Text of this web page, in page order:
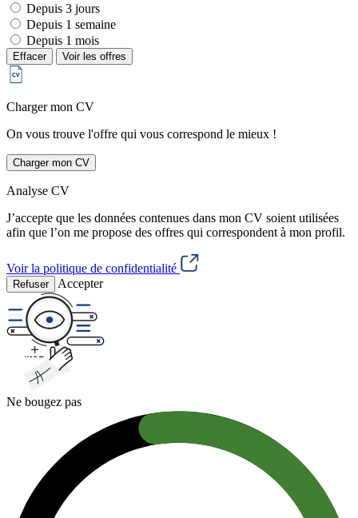
Depuis 3 jours
Depuis 1 semaine
Depuis 1 mois
Effacer Voir les offres
Charger mon CV
On vous trouve l'offre qui vous correspond le mieux !
Charger mon CV
Analyse CV
J’accepte que les données contenues dans mon CV soient utilisées
afin que l’on me propose des offres qui correspondent à mon profil.
Voir la politique de confidentialité
Refuser Accepter
Ne bougez pas